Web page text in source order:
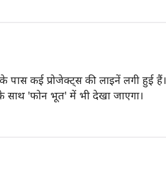
कई प्रोजेक्ट्स की लाइनें लगी हुई हैं।
साथ 'फोन भूत' में भी देखा जाएगा।